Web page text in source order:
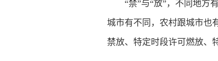
“禁”与“放”，不同地方有
城市有不同，农村跟城市也
禁放、特定时段许可燃放、